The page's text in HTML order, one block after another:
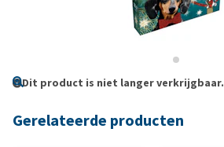
Dit product is niet langer verkrijgbaar.
Gerelateerde producten